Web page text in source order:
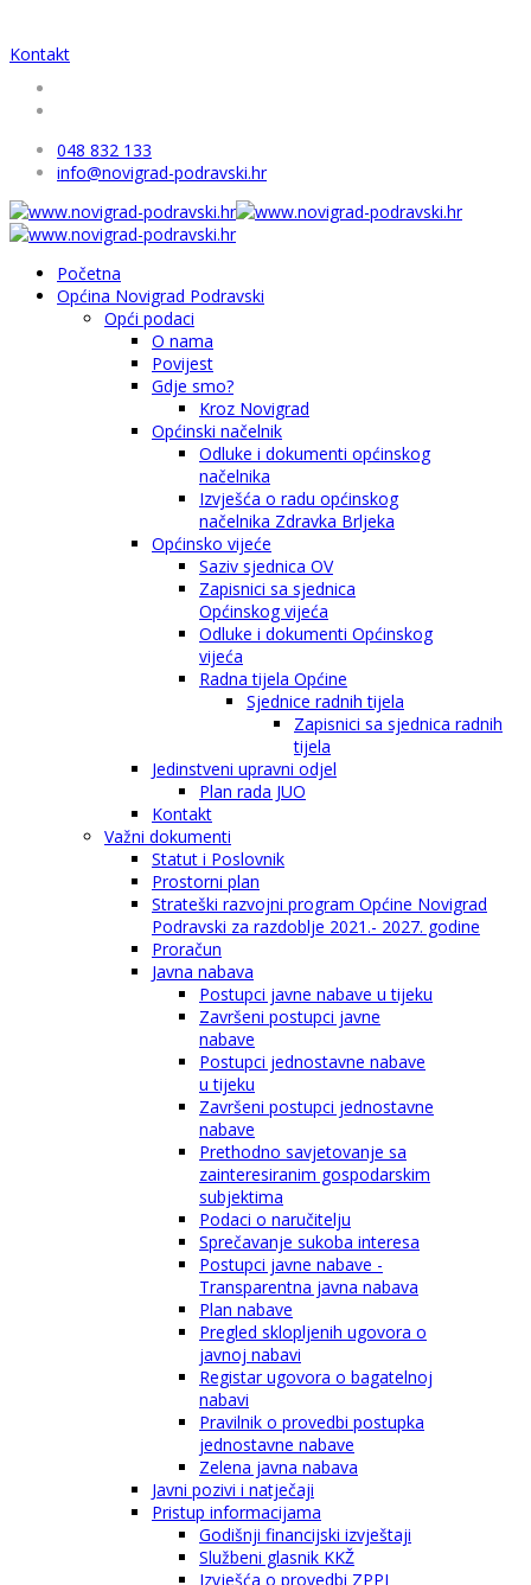
Kontakt
048 832 133
info@novigrad-podravski.hr
Početna
Općina Novigrad Podravski
Opći podaci
O nama
Povijest
Gdje smo?
Kroz Novigrad
Općinski načelnik
Odluke i dokumenti općinskog
načelnika
Izvješća o radu općinskog
načelnika Zdravka Brljeka
Općinsko vijeće
Saziv sjednica OV
Zapisnici sa sjednica
Općinskog vijeća
Odluke i dokumenti Općinskog
vijeća
Radna tijela Općine
Sjednice radnih tijela
Zapisnici sa sjednica radnih
tijela
Jedinstveni upravni odjel
Plan rada JUO
Kontakt
Važni dokumenti
Statut i Poslovnik
Prostorni plan
Strateški razvojni program Općine Novigrad
Podravski za razdoblje 2021.- 2027. godine
Proračun
Javna nabava
Postupci javne nabave u tijeku
Završeni postupci javne
nabave
Postupci jednostavne nabave
u tijeku
Završeni postupci jednostavne
nabave
Prethodno savjetovanje sa
zainteresiranim gospodarskim
subjektima
Podaci o naručitelju
Sprečavanje sukoba interesa
Postupci javne nabave -
Transparentna javna nabava
Plan nabave
Pregled sklopljenih ugovora o
javnoj nabavi
Registar ugovora o bagatelnoj
nabavi
Pravilnik o provedbi postupka
jednostavne nabave
Zelena javna nabava
Javni pozivi i natječaji
Pristup informacijama
Godišnji financijski izvještaji
Službeni glasnik KKŽ
Izvješća o provedbi ZPPI